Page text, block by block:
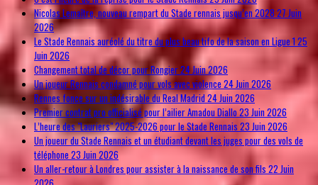
Nicolas Lemaître, nouveau rempart du Stade rennais jusqu’en 2028 27 Juin
2026
Le Stade Rennais auréolé du titre du plus beau tifo de la saison en Ligue 125
Juin 2026
Changement total de décor pour Rongier24 Juin 2026
Un joueur Rennais condamné pour vols avec violence24 Juin 2026
Rennes fonce sur un indésirable du Real Madrid24 Juin 2026
Premier contrat pro officialisé pour l’ailier Amadou Diallo23 Juin 2026
L’heure des "Lauriers" 2025-2026 pour le Stade Rennais 23 Juin 2026
Un joueur du Stade Rennais et un étudiant devant les juges pour des vols de
téléphone 23 Juin 2026
Un aller-retour à Londres pour assister à la naissance de son fils 22 Juin